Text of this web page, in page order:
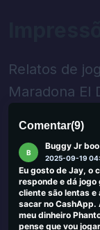
Relatos de
Maradona El
Comentar(9)
Dear World
2025-09-23
Retirado recebido,
0 0
B
Buggy Jr boo
2025-09-19
Eu gosto de Jay, o
responde e dá
cliente são lentas
sacar no
meu dinheiro
pense que vou